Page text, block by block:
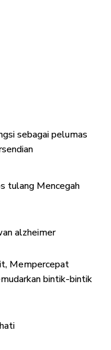
sebagai pelumas
tulang Mencegah
alzheimer
Mempercepat
bintik-bintik